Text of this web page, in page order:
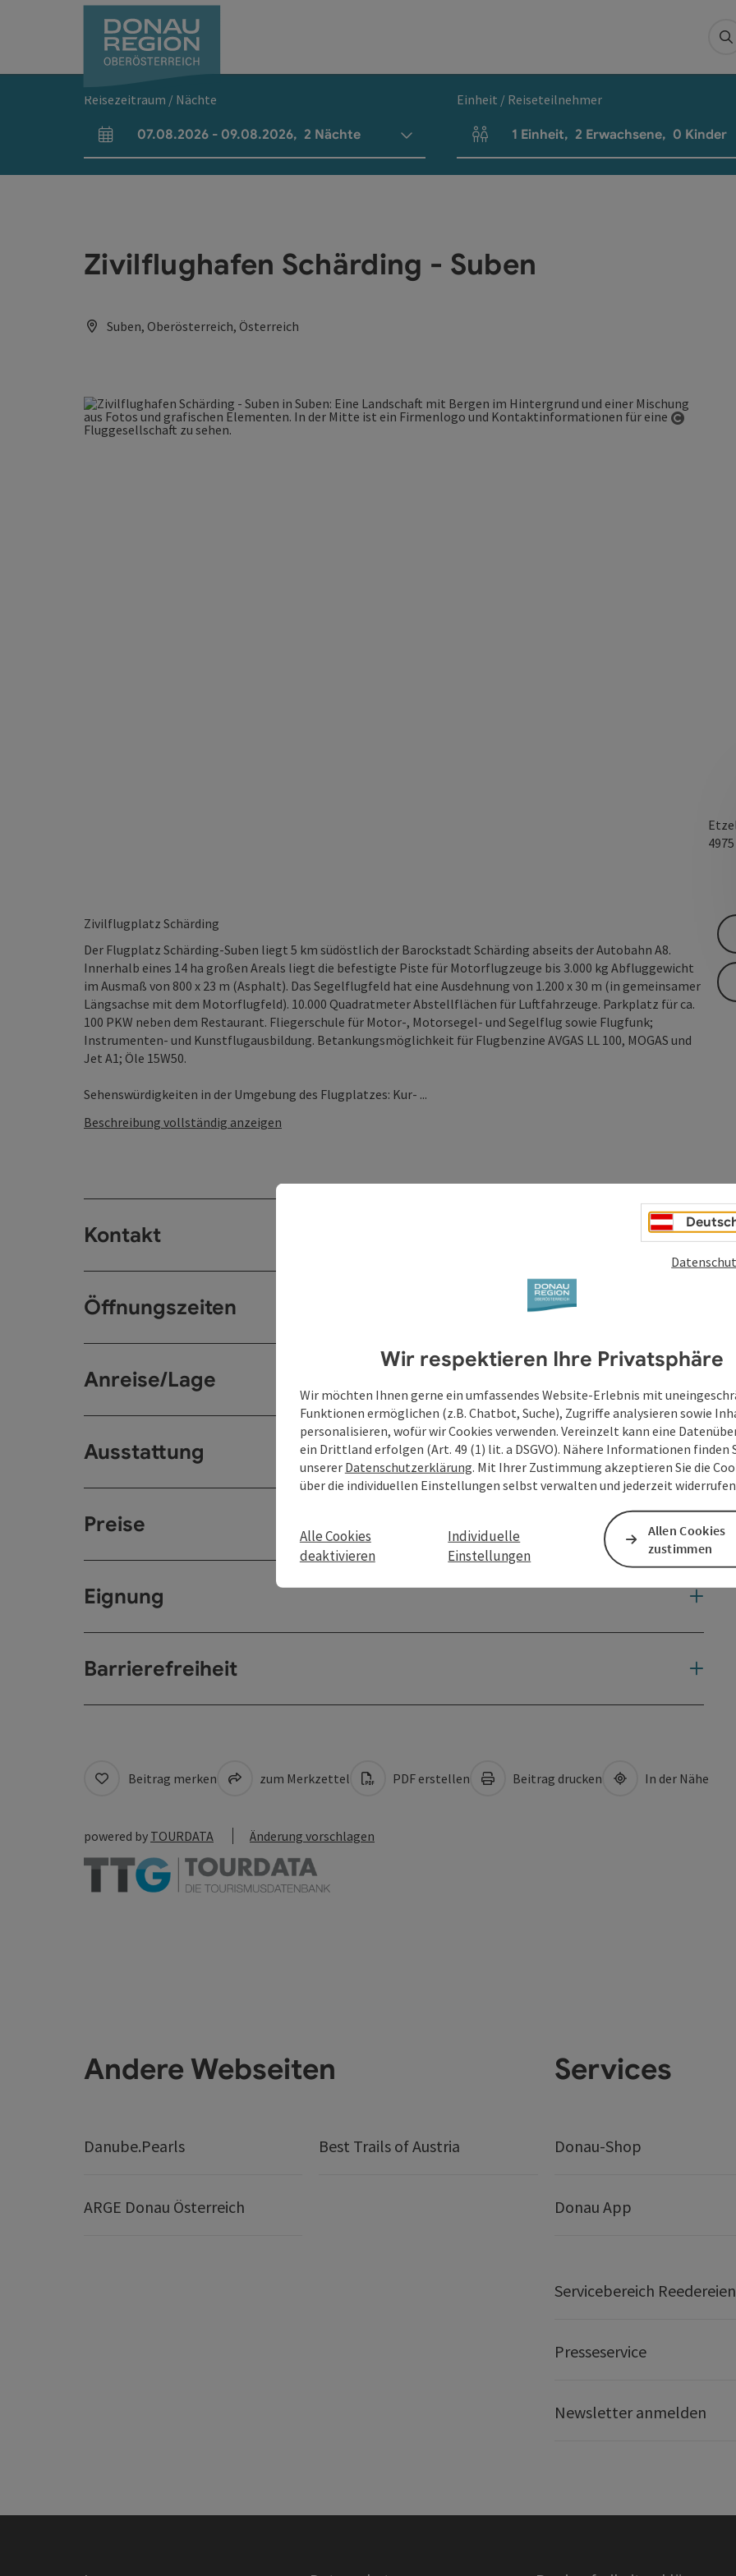
Reisezeitraum / Nächte
An- und Abreisefelder
07.08.2026 - 09.08.2026, 2 Nächte
Einheit / Reiseteilnehmer
Einheitenanzahl und Personenfelder
1 Einheit, 2 Erwachsene, 0 Kinder
Zivilflughafen Schärding - Suben
Suben, Oberösterreich, Österreich
4975
Zivilflugplatz Schärding
Der Flugplatz Schärding-Suben liegt 5 km südöstlich der Barockstadt Schärding abseits der Autobahn A8.
Innerhalb eines 14 ha großen Areals liegt die befestigte Piste für Motorflugzeuge bis 3.000 kg Abfluggewicht
im Ausmaß von 800 x 23 m (Asphalt). Das Segelflugfeld hat eine Ausdehnung von 1.200 x 30 m (in gemeinsamer
Längsachse mit dem Motorflugfeld). 10.000 Quadratmeter Abstellflächen für Luftfahrzeuge. Parkplatz für ca.
100 PKW neben dem Restaurant. Fliegerschule für Motor-, Motorsegel- und Segelflug sowie Flugfunk;
Instrumenten- und Kunstflugausbildung. Betankungsmöglichkeit für Flugbenzine AVGAS LL 100, MOGAS und
Jet A1; Öle 15W50.
Sehenswürdigkeiten in der Umgebung des Flugplatzes: Kur- ...
Beschreibung vollständig anzeigen
Kontakt
Öffnungszeiten
Anreise/Lage
Ausstattung
Preise
Eignung
Barrierefreiheit
Beitrag merken zum Merkzettel PDF erstellen Beitrag drucken In der Nähe
powered by TOURDATA Änderung vorschlagen
Andere Webseiten
Danube.Pearls Best Trails of Austria
ARGE Donau Österreich
Services
Donau-Shop
Donau App
Servicebereich Reedereien
Presseservice
Newsletter anmelden
Wir respektieren Ihre Privatsphäre
Wir möchten Ihnen gerne ein umfassendes Website-Erlebnis mit
Funktionen ermöglichen (z.B. Chatbot, Suche), Zugriffe analysieren sowie
personalisieren, wofür wir Cookies verwenden. Vereinzelt kann eine
ein Drittland erfolgen (Art. 49 (1) lit. a DSGVO). Nähere Informationen finden
unserer Datenschutzerklärung. Mit Ihrer Zustimmung akzeptieren Sie die
über die individuellen Einstellungen selbst verwalten und jederzeit
Alle Cookies
deaktivieren
Individuelle
Einstellungen
Allen Cookies
zustimmen